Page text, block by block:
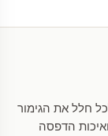
חלל את הגימור
הדפסה